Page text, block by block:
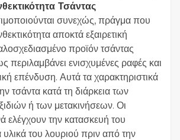
Τσάντας
συνεχώς, πράγμα που
αποκτά εξαιρετική
προϊόν τσάντας
ενισχυμένες ραφές και
επένδυση. Αυτά τα χαρακτηριστικά
τσάντα κατά τη διάρκεια των
ή των μετακινήσεων. Οι
ελέγχουν την κατασκευή του
του λουριού πριν από την